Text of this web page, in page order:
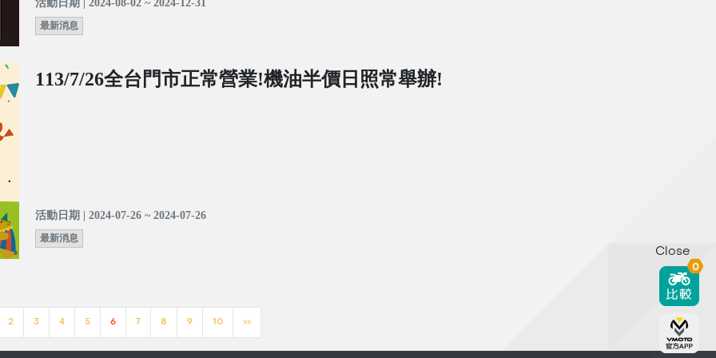
活動日期 | 2024-08-02 ~ 2024-12-31
最新消息
113/7/26全台門市正常營業!機油半價日照常舉辦!
活動日期 | 2024-07-26 ~ 2024-07-26
最新消息
2 3 4 5 6 7 8 9 10 >>
Close
0